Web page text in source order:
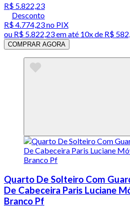
R$ 5.822,23
Desconto
R$ 4.774,23no PIX
ou R$ 5.822,23em até 10x de R$
COMPRAR AGORA
Quarto De Solteiro Com
De Cabeceira Paris Luciane
Branco Pf